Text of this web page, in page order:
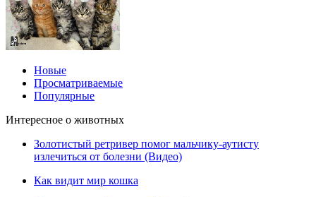
Новые
Просматриваемые
Популярные
Интересное о животных
Золотистый ретривер помог мальчику-аутисту
излечиться от болезни (Видео)
Как видит мир кошка